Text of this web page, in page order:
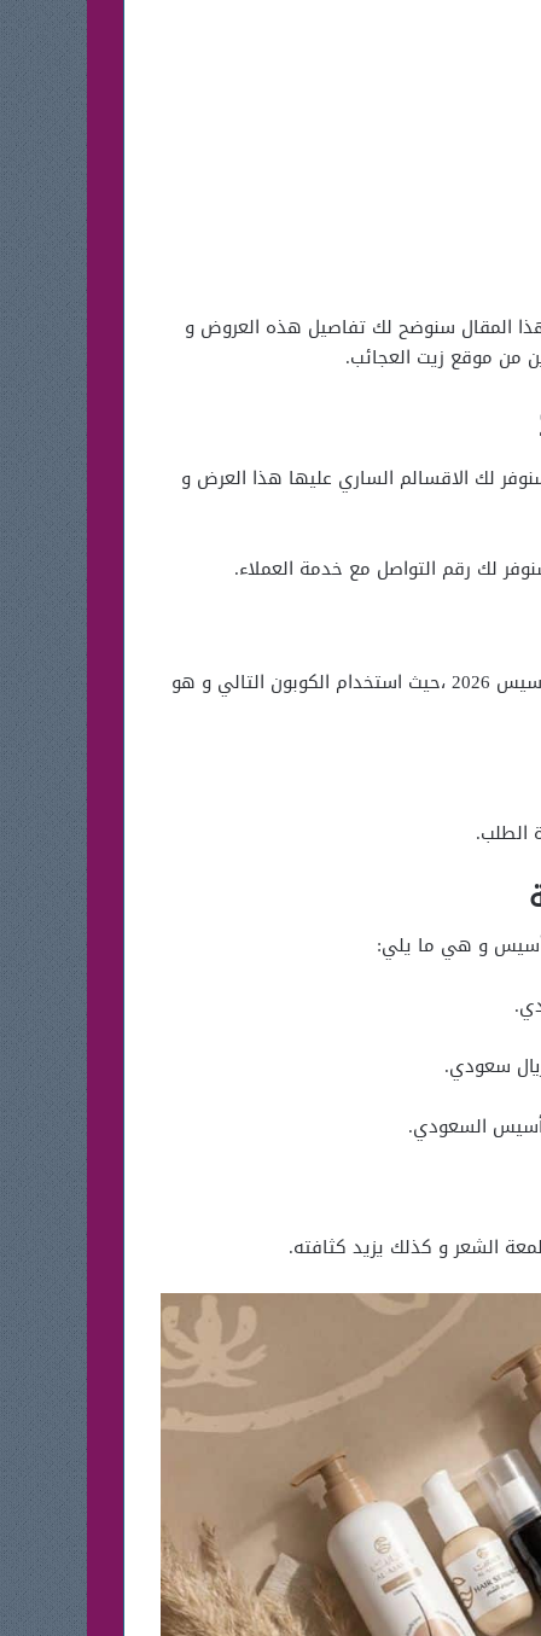
بالشعر ، و بهذا المقال سنوضح لك تفاصيل هذه العروض و
من موقع زيت العجائب.
يوم التأسيس 2026 التي تم الإعلان عنها حيث سنوفر لك الاقسالم الساري عليها هذا العرض و
لك رقم التواصل مع خدمة العملاء.
و أحصل على خصم اضافي عند الطلب أون لاين من موقع زيت الأعشاب السبعة إضافة على عروض زيت العجائب يوم التأسيس 2026 ،حيث استخدام الكوبون التالي و هو
الطلب.
السعودي.
الشعر و كذلك يزيد كثافته.